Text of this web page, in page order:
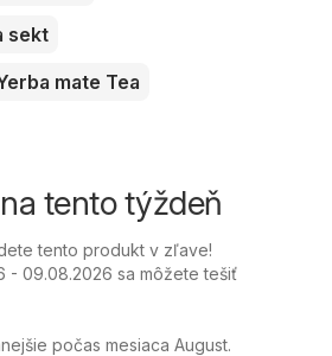
sekt
mate Tea
tento týždeň
tento produkt v zľave!
- 09.08.2026 sa môžete tešiť
počas mesiaca August.